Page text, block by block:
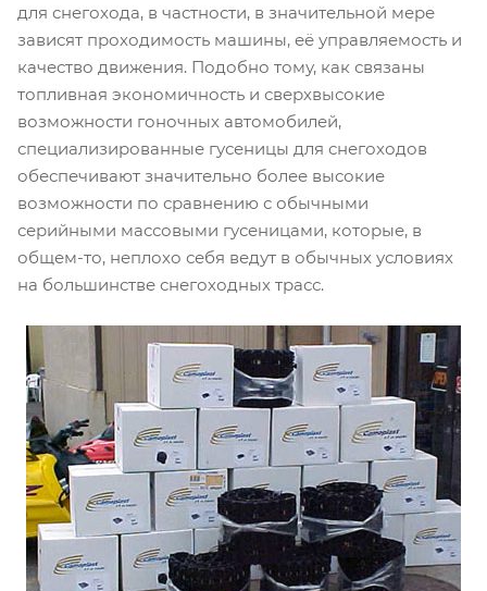
для снегохода, в частности, в значительной мере
зависят проходимость машины, её управляемость и
качество движения. Подобно тому, как связаны
топливная экономичность и сверхвысокие
возможности гоночных автомобилей,
специализированные гусеницы для снегоходов
обеспечивают значительно более высокие
возможности по сравнению с обычными
серийными массовыми гусеницами, которые, в
общем-то, неплохо себя ведут в обычных условиях
на большинстве снегоходных трасс.